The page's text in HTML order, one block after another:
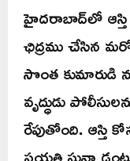
హైదరాబాద్‌లో ఆస్తి
ఛిద్రము చేసిన
సొంత కుమారుడి
వృద్ధుడు
రేపుతోంది. ఆస్తి